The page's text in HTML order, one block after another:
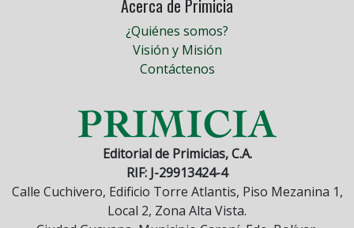
Acerca de Primicia
¿Quiénes somos?
Visión y Misión
Contáctenos
Editorial de Primicias, C.A.
RIF: J-29913424-4
Calle Cuchivero, Edificio Torre Atlantis, Piso Mezanina 1,
Local 2, Zona Alta Vista.